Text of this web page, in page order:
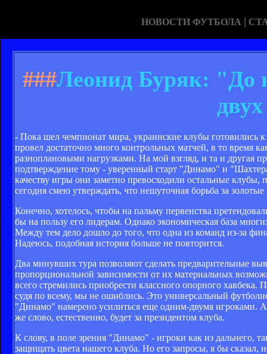
НОВОСТИ ФУТБОЛА |
###Леонид Буряк: "До
- Пока шел чемпионат мира, украинские клубы готовились
провел достаточно много контрольных матчей, в то время
разноплановыми нагрузками. На мой взгляд, и та и другая
подтверждение тому - уверенный старт "Динамо" и
качеству игры они заметно превосходили остальные
сегодня смею утверждать, что нешуточная борьба за
Конечно, хотелось, чтобы на пальму первенства
бы на пользу его лидерам. Однако экономическая база
Между тем дело дошло до того, что одна из команд из-за
Надеюсь, подобная история больше не повторится.
Два минувших тура позволяют сделать предварительные
пропорциональной зависимости от их материальных
всего стремились приобрести классного опорного
судя по всему, мы не ошиблись. Это универсальный
"Динамо" намерено усилиться еще одним-двумя игроками.
же слово, естественно, будет за президентом клуба.
К слову, в поле зрения "Динамо" - игроки как из дальнего,
защищать цвета нашего клуба. Но его запросы, я бы